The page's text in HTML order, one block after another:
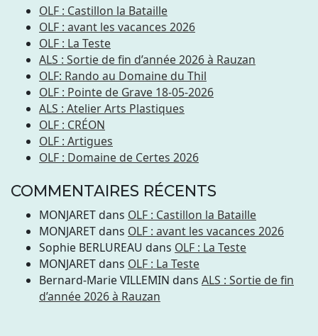
OLF : Castillon la Bataille
OLF : avant les vacances 2026
OLF : La Teste
ALS : Sortie de fin d’année 2026 à Rauzan
OLF: Rando au Domaine du Thil
OLF : Pointe de Grave 18-05-2026
ALS : Atelier Arts Plastiques
OLF : CRÉON
OLF : Artigues
OLF : Domaine de Certes 2026
COMMENTAIRES RÉCENTS
MONJARETdans OLF : Castillon la Bataille
MONJARETdans OLF : avant les vacances 2026
Sophie BERLUREAU dans OLF : La Teste
MONJARETdans OLF : La Teste
Bernard-Marie VILLEMIN dans ALS : Sortie de fin
d’année 2026 à Rauzan